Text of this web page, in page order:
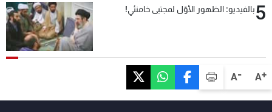
A+
A-
5بالفيديو: الظهور الأوّل لمجتبى خامنئي!